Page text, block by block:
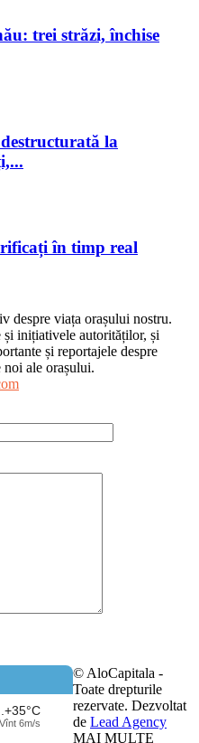
trei străzi, închise
la
în timp real
despre viața orașului nostru.
inițiativele autorităților, și
și reportajele despre
noi ale orașului.
Vînt 6m/s
© AloCapitala -
Toate drepturile
rezervate. Dezvoltat
de Lead Agency
MAI MULTE